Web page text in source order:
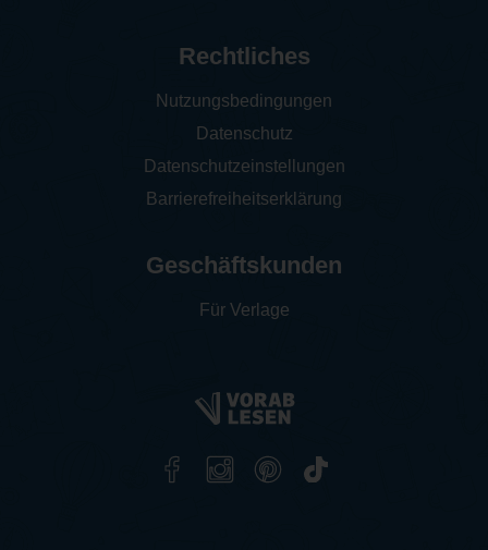
Rechtliches
Nutzungsbedingungen
Datenschutz
Datenschutzeinstellungen
Barrierefreiheitserklärung
Geschäftskunden
Für Verlage